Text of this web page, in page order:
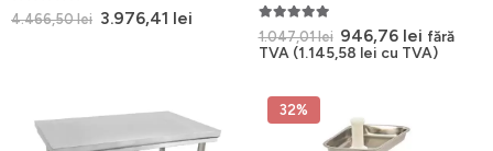
variații.
în
pagina
5.00out of 5
4.466,50lei Prețul
3.976,41 leiPrețul
5.00 out of 5
1.047,01lei Prețul
inițial
946,76 lei Prețul
curent
fără
TVA (1.145,58 lei cu TVA)
32%